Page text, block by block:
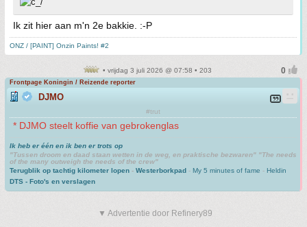
Ik zit hier aan m'n 2e bakkie. :-P
ONZ / [PAINT] Onzin Paints! #2
• vrijdag 3 juli 2026 @ 07:58 • 203
Frontpage Koningin / Reizende reporter
DJMO
#trut
* DJMO steelt koffie van gebrokenglas
Ik heb er één en ik ben er trots op
"Tussen droom en daad staan wetten in de weg, en praktische bezwaren" "The needs
of the many outweigh the needs of the crew"
Terugblik op tachtig kilometer lopen - Westerborkpad - My 5 minutes of fame - Heldin
DTS - Foto's en verslagen
▼ Advertentie door Refinery89